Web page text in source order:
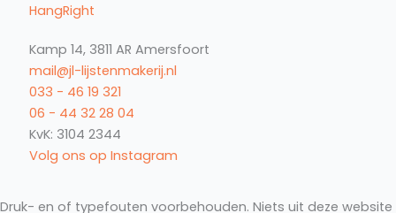
HangRight
Kamp 14, 3811 AR Amersfoort
mail@jl-lijstenmakerij.nl
033 - 46 19 321
06 - 44 32 28 04
KvK: 3104 2344
Volg ons op Instagram
Druk- en of typefouten voorbehouden. Niets uit deze website